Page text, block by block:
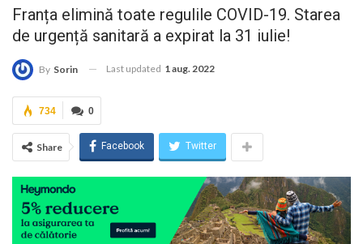
Franța elimină toate regulile COVID-19. Starea
de urgență sanitară a expirat la 31 iulie!
By Sorin Last updated 1 aug. 2022
0
734
Share Facebook Twitter